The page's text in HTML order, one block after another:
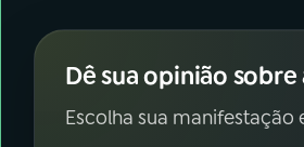
Dê sua opinião
Escolha sua manifestação